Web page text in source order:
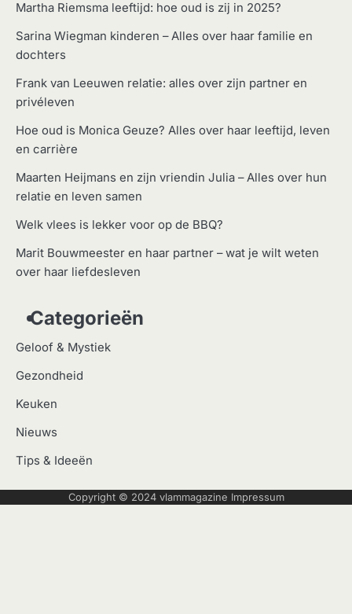
Martha Riemsma leeftijd: hoe oud is zij in 2025?
Sarina Wiegman kinderen – Alles over haar familie en
dochters
Frank van Leeuwen relatie: alles over zijn partner en
privéleven
Hoe oud is Monica Geuze? Alles over haar leeftijd, leven
en carrière
Maarten Heijmans en zijn vriendin Julia – Alles over hun
relatie en leven samen
Welk vlees is lekker voor op de BBQ?
Marit Bouwmeester en haar partner – wat je wilt weten
over haar liefdesleven
Categorieën
Geloof & Mystiek
Gezondheid
Keuken
Nieuws
Tips & Ideeën
Copyright © 2024 vlammagazine Impressum